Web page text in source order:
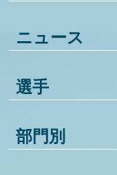
ニュース
選手
部門別